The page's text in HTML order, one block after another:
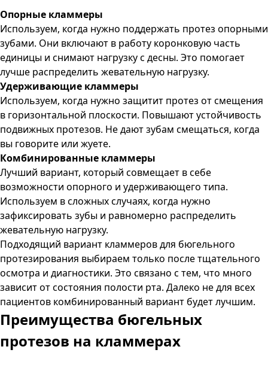
Опорные кламмеры
Используем, когда нужно поддержать протез опорными
зубами. Они включают в работу коронковую часть
единицы и снимают нагрузку с десны. Это помогает
лучше распределить жевательную нагрузку.
Удерживающие кламмеры
Используем, когда нужно защитит протез от смещения
в горизонтальной плоскости. Повышают устойчивость
подвижных протезов. Не дают зубам смещаться, когда
вы говорите или жуете.
Комбинированные кламмеры
Лучший вариант, который совмещает в себе
возможности опорного и удерживающего типа.
Используем в сложных случаях, когда нужно
зафиксировать зубы и равномерно распределить
жевательную нагрузку.
Подходящий вариант кламмеров для бюгельного
протезирования выбираем только после тщательного
осмотра и диагностики. Это связано с тем, что много
зависит от состояния полости рта. Далеко не для всех
пациентов комбинированный вариант будет лучшим.
Преимущества бюгельных
протезов на кламмерах